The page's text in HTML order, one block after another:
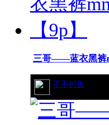
三哥——蓝衣黑裤
不不的鱼